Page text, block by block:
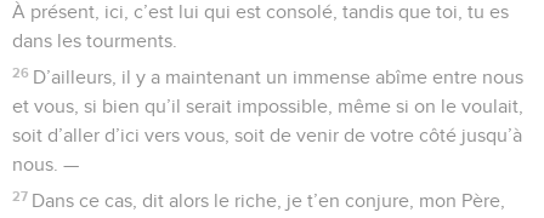
À présent, ici, c’est lui qui est consolé, tandis que toi, tu es
dans les tourments.
26 D’ailleurs, il y a maintenant un immense abîme entre nous
et vous, si bien qu’il serait impossible, même si on le voulait,
soit d’aller d’ici vers vous, soit de venir de votre côté jusqu’à
nous. —
27 Dans ce cas, dit alors le riche, je t’en conjure, mon Père,